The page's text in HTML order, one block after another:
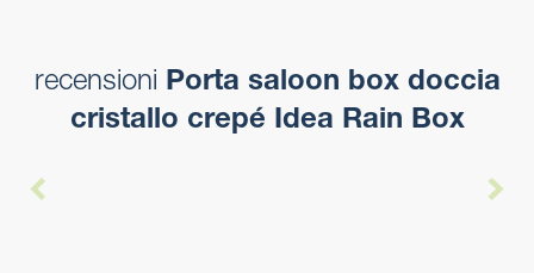
recensioni Porta saloon box doccia
cristallo crepé Idea Rain Box